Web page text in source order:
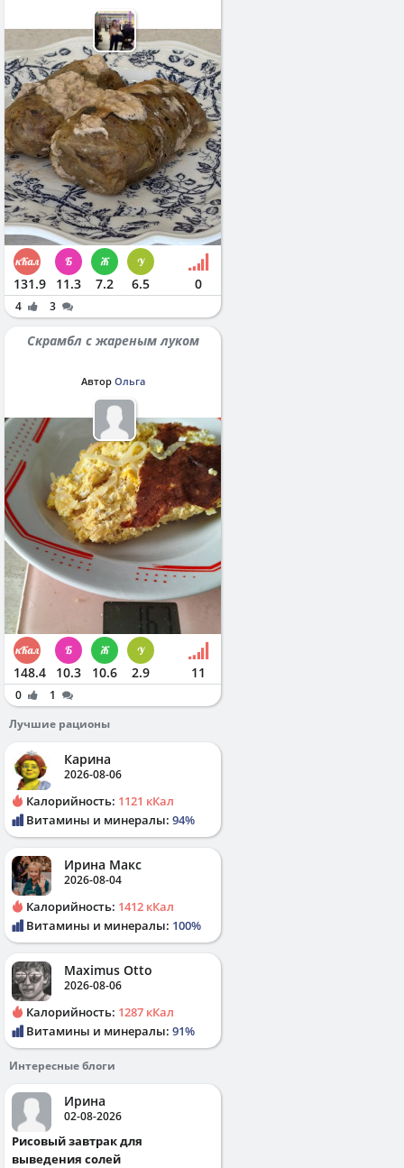
131.9 11.3 7.2 6.5 0
4 3
Скрамбл с жареным луком
Автор Ольга
148.4 10.3 10.6 2.9 11
0
1
Лучшие рационы
Карина
2026-08-06
Калорийность: 1121 кКал
Витамины и минералы: 94%
Ирина Макс
2026-08-04
Калорийность: 1412 кКал
Витамины и минералы: 100%
Maximus Otto
2026-08-06
Калорийность: 1287 кКал
Витамины и минералы: 91%
Интересные блоги
Ирина
02-08-2026
Рисовый завтрак для
выведения солей